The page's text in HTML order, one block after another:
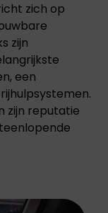
zich op
zijn
een
zijn reputatie